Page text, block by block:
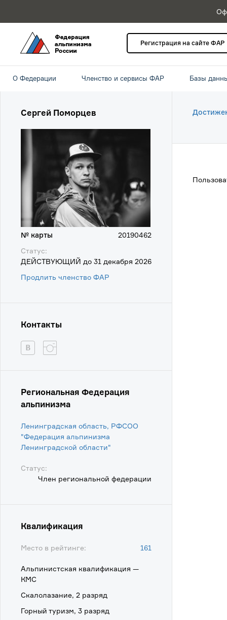
Регистрация на сайте ФАР
О Федерации Членство и сервисы ФАР Базы
Сергей Поморцев
№ карты
20190462
Статус:
ДЕЙСТВУЮЩИЙ до 31 декабря 2026
Продлить членство ФАР
Контакты
Региональная Федерация
альпинизма
Ленинградская область, РФСОО
"Федерация альпинизма
Ленинградской области"
Статус:
Член региональной федерации
Квалификация
Место в рейтинге: 161
Альпинистская квалификация —
КМС
Скалолазание, 2 разряд
Горный туризм, 3 разряд